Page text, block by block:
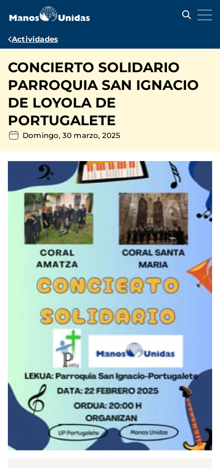
contenido
Ruta
navegación
Actividades
CONCIERTO SOLIDARIO
PARROQUIA SAN IGNACIO
DE LOYOLA DE
PORTUGALETE
Domingo, 30 marzo, 2025